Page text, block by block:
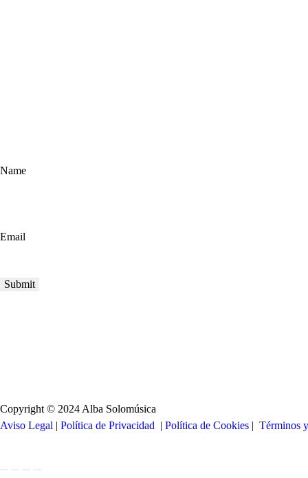
Name
Email
Copyright © 2024 Alba Solomúsica
Aviso Legal | Política de Privacidad | Política de Cookies | Términos